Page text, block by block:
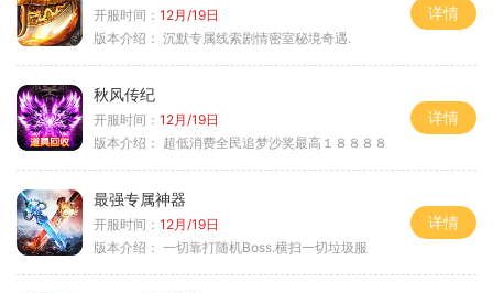
开服时间： 12月/19日
版本介绍： 沉默专属线索剧情密室秘境奇遇.
详情
秋风传纪
开服时间： 12月/19日
版本介绍： 超低消费全民追梦沙奖最高１８８８８
详情
最强专属神器
开服时间： 12月/19日
版本介绍： 一切靠打随机Boss.横扫一切垃圾服
详情